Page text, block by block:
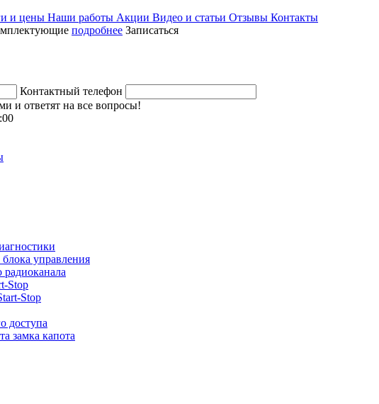
и цены Наши работы Акции Видео и статьи Отзывы Контакты
подробнее Записаться
Контактный телефон
и ответят на все вопросы!
управления
Stop
Stop
доступа
замка капота